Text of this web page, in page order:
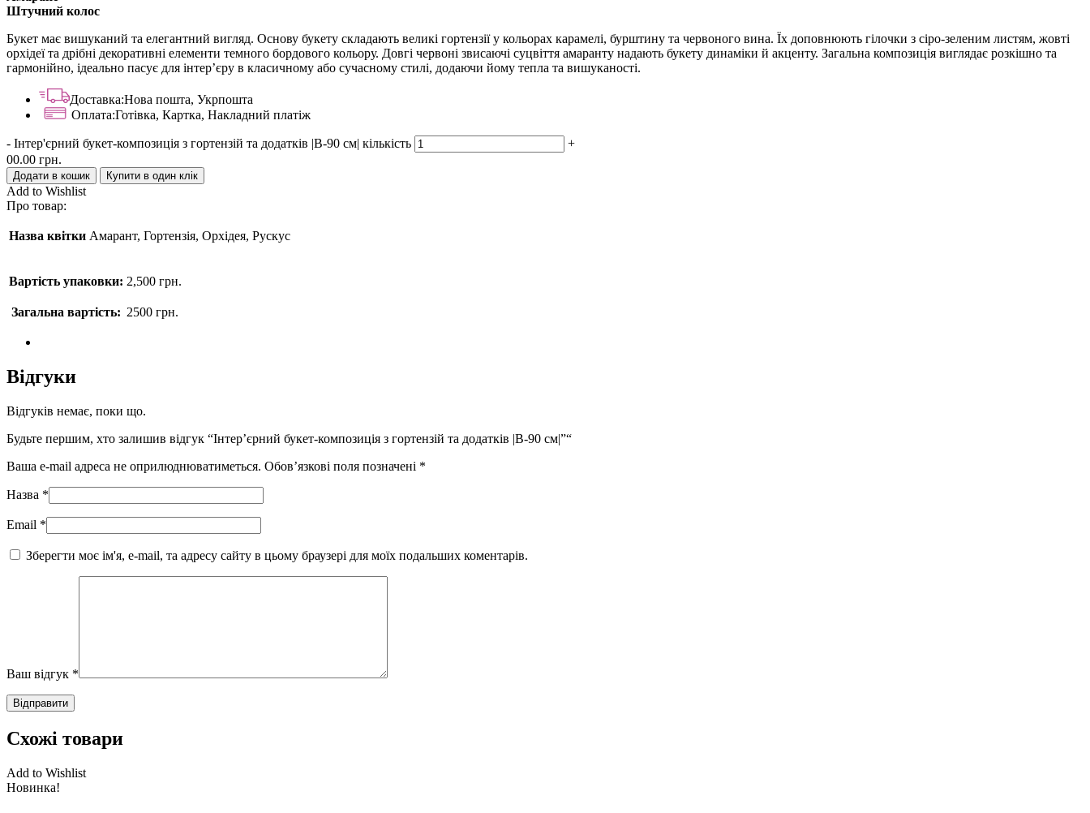
Штучний колос
Букет має вишуканий та елегантний вигляд. Основу букету складають великі гортензії у кольорах карамелі, бурштину та червоного вина. Їх доповнюють гілочки з сіро-зеленим листям, жовті
орхідеї та дрібні декоративні елементи темного бордового кольору. Довгі червоні звисаючі суцвіття амаранту надають букету динаміки й акценту. Загальна композиція виглядає розкішно та
гармонійно, ідеально пасує для інтер’єру в класичному або сучасному стилі, додаючи йому тепла та вишуканості.
Доставка:Нова пошта, Укрпошта
Оплата:Готівка, Картка, Накладний платіж
- Інтер'єрний букет-композиція з гортензій та додатків |В-90 см| кількість
+
00.00 грн.
Додати в кошик Купити в один клік
Add to Wishlist
Про товар:
Назва квітки Амарант, Гортензія, Орхідея, Рускус
Вартість упаковки: 2,500 грн.
Загальна вартість: 2500 грн.
Відгуки
Відгуків немає, поки що.
Будьте першим, хто залишив відгук “Інтер’єрний букет-композиція з гортензій та додатків |В-90 см|”“
Ваша e-mail адреса не оприлюднюватиметься. Обов’язкові поля позначені *
Назва *
Email *
Зберегти моє ім'я, e-mail, та адресу сайту в цьому браузері для моїх подальших коментарів.
Ваш відгук *
Схожі товари
Add to Wishlist
Новинка!